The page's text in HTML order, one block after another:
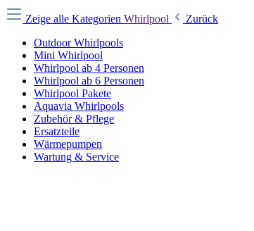
Zeige alle Kategorien Whirlpool
Zurück
Outdoor Whirlpools
Mini Whirlpool
Whirlpool ab 4 Personen
Whirlpool ab 6 Personen
Whirlpool Pakete
Aquavia Whirlpools
Zubehör & Pflege
Ersatzteile
Wärmepumpen
Wartung & Service